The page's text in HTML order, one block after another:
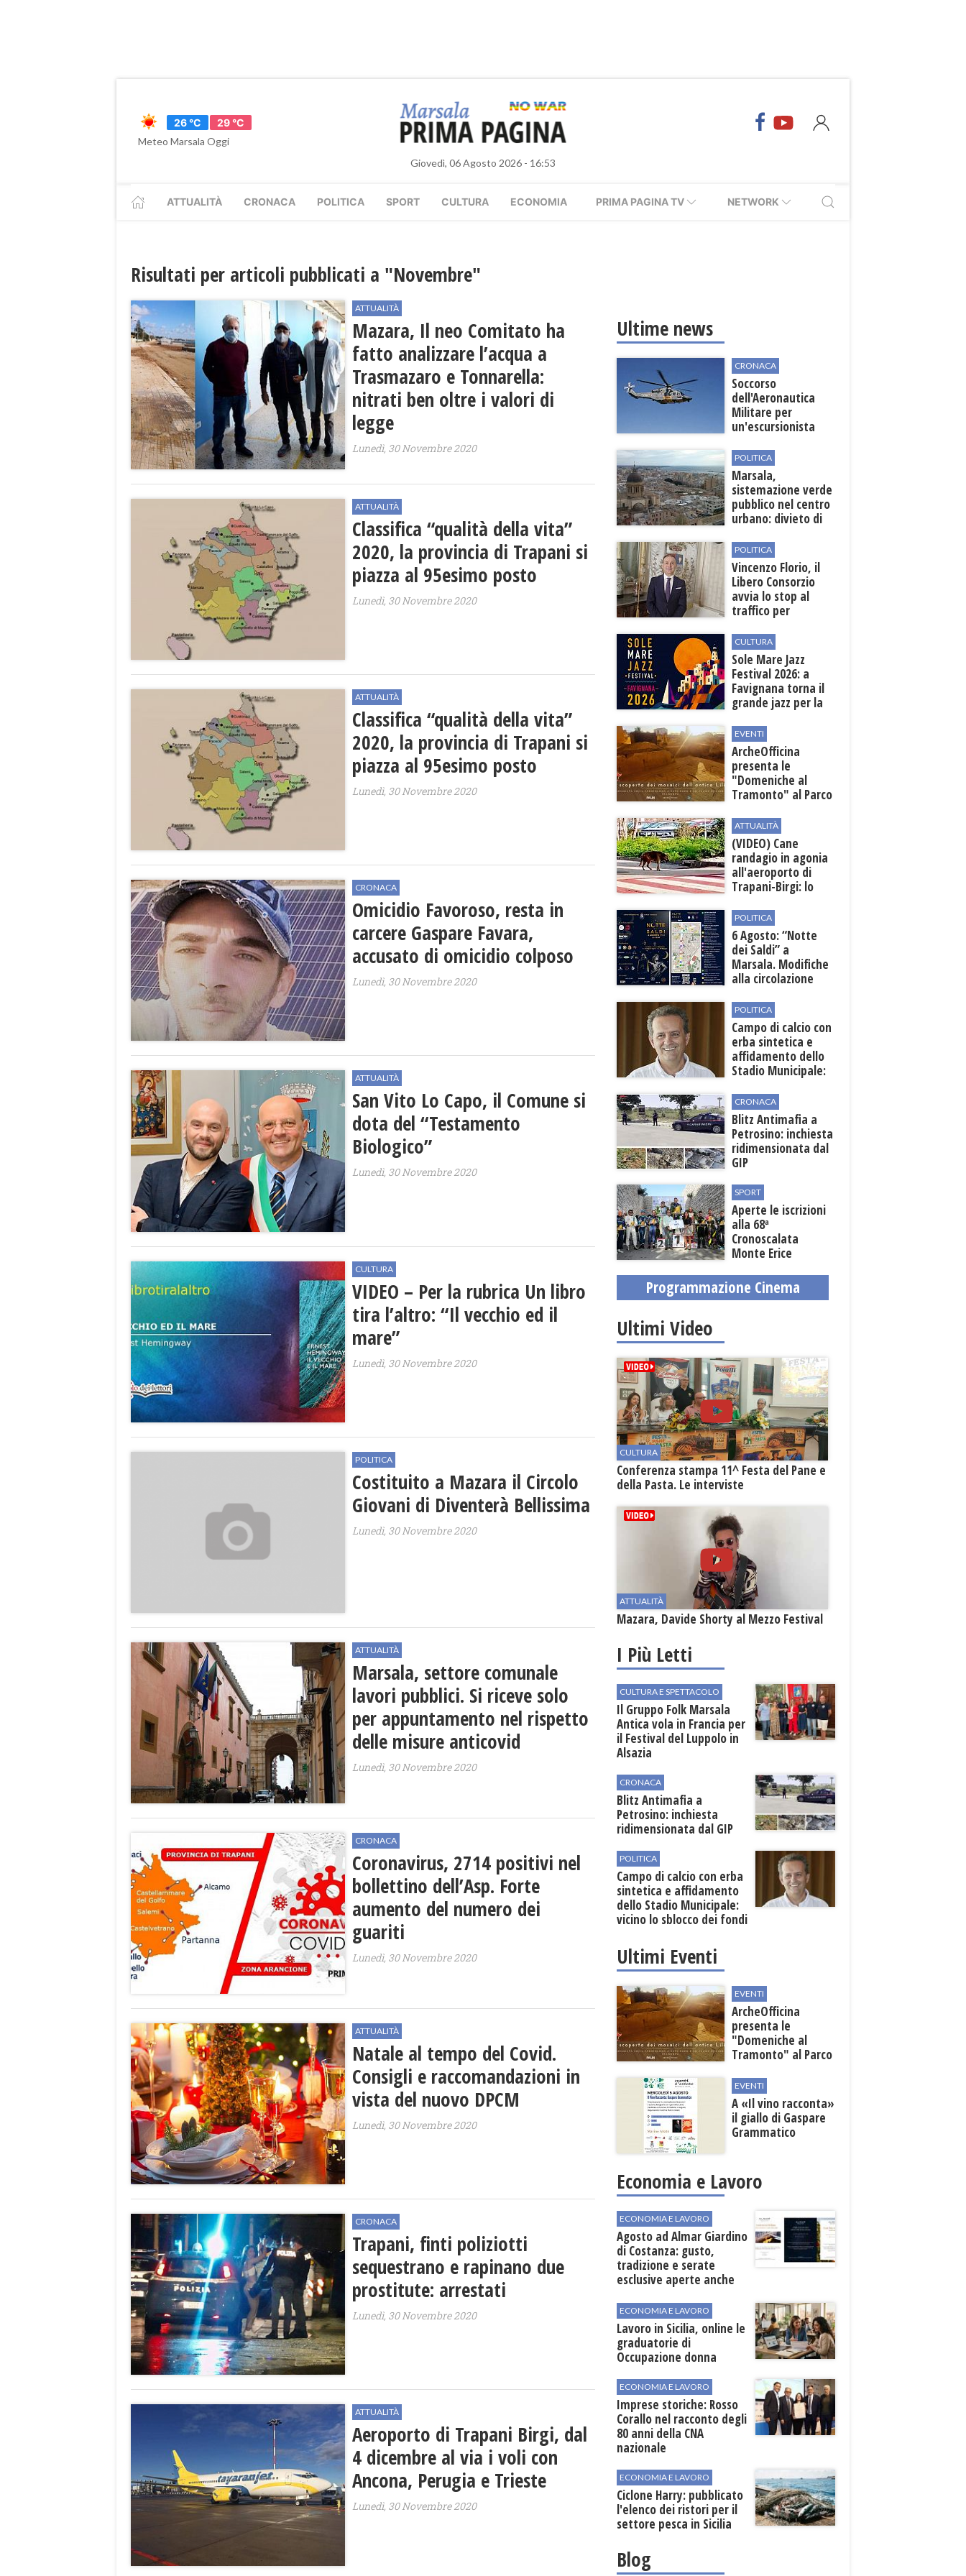
26 °C
29 °C
Meteo Marsala Oggi
Giovedì, 06 Agosto 2026 - 16:53
ATTUALITÀ CRONACA POLITICA SPORT CULTURA ECONOMIA PRIMA PAGINA TV NETWORK
Risultati per articoli pubblicati a "Novembre"
ATTUALITÀ
Mazara, Il neo Comitato ha
fatto analizzare l’acqua a
Trasmazaro e Tonnarella:
nitrati ben oltre i valori di
legge
Lunedì, 30 Novembre 2020
ATTUALITÀ
Classifica “qualità della vita”
2020, la provincia di Trapani si
piazza al 95esimo posto
Lunedì, 30 Novembre 2020
ATTUALITÀ
Classifica “qualità della vita”
2020, la provincia di Trapani si
piazza al 95esimo posto
Lunedì, 30 Novembre 2020
CRONACA
Omicidio Favoroso, resta in
carcere Gaspare Favara,
accusato di omicidio colposo
Lunedì, 30 Novembre 2020
ATTUALITÀ
San Vito Lo Capo, il Comune si
dota del “Testamento
Biologico”
Lunedì, 30 Novembre 2020
CULTURA
VIDEO – Per la rubrica Un libro
tira l’altro: “Il vecchio ed il
mare”
Lunedì, 30 Novembre 2020
POLITICA
Costituito a Mazara il Circolo
Giovani di Diventerà Bellissima
Lunedì, 30 Novembre 2020
ATTUALITÀ
Marsala, settore comunale
lavori pubblici. Si riceve solo
per appuntamento nel rispetto
delle misure anticovid
Lunedì, 30 Novembre 2020
CRONACA
Coronavirus, 2714 positivi nel
bollettino dell’Asp. Forte
aumento del numero dei
guariti
Lunedì, 30 Novembre 2020
ATTUALITÀ
Natale al tempo del Covid.
Consigli e raccomandazioni in
vista del nuovo DPCM
Lunedì, 30 Novembre 2020
CRONACA
Trapani, finti poliziotti
sequestrano e rapinano due
prostitute: arrestati
Lunedì, 30 Novembre 2020
ATTUALITÀ
Aeroporto di Trapani Birgi, dal
4 dicembre al via i voli con
Ancona, Perugia e Trieste
Lunedì, 30 Novembre 2020
Ultime news
CRONACA
Soccorso
dell'Aeronautica
Militare per
un'escursionista
dello Zingaro
POLITICA
Marsala,
sistemazione verde
pubblico nel centro
urbano: divieto di
interessate
POLITICA
Vincenzo Florio, il
Libero Consorzio
avvia lo stop al
traffico per
stazione
all'aeroporto
CULTURA
Sole Mare Jazz
Festival 2026: a
Favignana torna il
grande jazz per la
EVENTI
ArcheOfficina
presenta le
"Domeniche al
Tramonto" al Parco
Lilibeo
ATTUALITÀ
(VIDEO) Cane
randagio in agonia
all'aeroporto di
Trapani-Birgi: lo
POLITICA
6 Agosto: “Notte
dei Saldi” a
Marsala. Modifiche
alla circolazione
interessate alla
manifestazione
POLITICA
Campo di calcio con
erba sintetica e
affidamento dello
Stadio Municipale:
fondi regionali
CRONACA
Blitz Antimafia a
Petrosino: inchiesta
ridimensionata dal
GIP
SPORT
Aperte le iscrizioni
alla 68ª
Cronoscalata
Monte Erice
Programmazione Cinema
Ultimi Video
CULTURA
Conferenza stampa 11^ Festa del Pane e
della Pasta. Le interviste
ATTUALITÀ
Mazara, Davide Shorty al Mezzo Festival
I Più Letti
CULTURA E SPETTACOLO
Il Gruppo Folk Marsala
Antica vola in Francia per
il Festival del Luppolo in
Alsazia
CRONACA
Blitz Antimafia a
Petrosino: inchiesta
ridimensionata dal GIP
POLITICA
Campo di calcio con erba
sintetica e affidamento
dello Stadio Municipale:
vicino lo sblocco dei fondi
Ultimi Eventi
EVENTI
ArcheOfficina
presenta le
"Domeniche al
Tramonto" al Parco
Lilibeo
EVENTI
A «Il vino racconta»
il giallo di Gaspare
Grammatico
Economia e Lavoro
ECONOMIA E LAVORO
Agosto ad Almar Giardino
di Costanza: gusto,
tradizione e serate
esclusive aperte anche
ECONOMIA E LAVORO
Lavoro in Sicilia, online le
graduatorie di
Occupazione donna
ECONOMIA E LAVORO
Imprese storiche: Rosso
Corallo nel racconto degli
80 anni della CNA
nazionale
ECONOMIA E LAVORO
Ciclone Harry: pubblicato
l'elenco dei ristori per il
settore pesca in Sicilia
Blog